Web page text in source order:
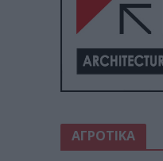
ΑΓΡΟΤΙΚΑ